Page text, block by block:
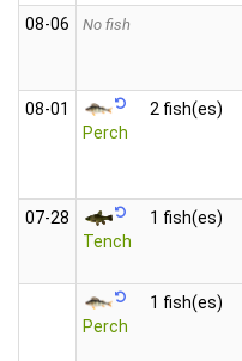
08‑06 No fish
08‑01
Perch
2 fish(es)
07‑28
Tench
1 fish(es)
Perch
1 fish(es)